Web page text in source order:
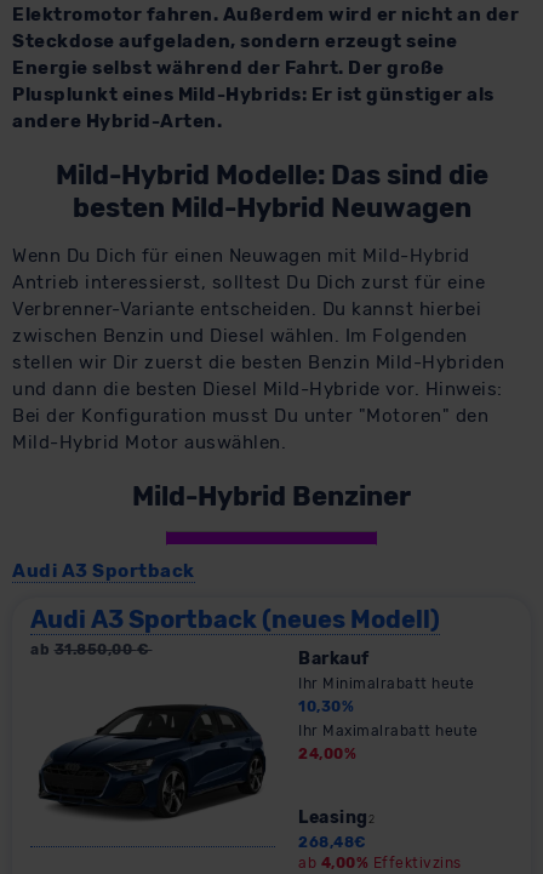
Elektromotor fahren. Außerdem wird er nicht an der
Steckdose aufgeladen, sondern erzeugt seine
Energie selbst während der Fahrt. Der große
Plusplunkt eines Mild-Hybrids: Er ist günstiger als
andere Hybrid-Arten.
Mild-Hybrid Modelle: Das sind die
besten Mild-Hybrid Neuwagen
Wenn Du Dich für einen Neuwagen mit Mild-Hybrid
Antrieb interessierst, solltest Du Dich zurst für eine
Verbrenner-Variante entscheiden. Du kannst hierbei
zwischen Benzin und Diesel wählen. Im Folgenden
stellen wir Dir zuerst die besten Benzin Mild-Hybriden
und dann die besten Diesel Mild-Hybride vor. Hinweis:
Bei der Konfiguration musst Du unter "Motoren" den
Mild-Hybrid Motor auswählen.
Mild-Hybrid Benziner
Audi A3 Sportback
Audi A3 Sportback (neues Modell)
ab 31.850,00€ Barkauf
Ihr Minimalrabatt heute
10,30%
Ihr Maximalrabatt heute
24,00%
Leasing 2
268,48€
ab 4,00% Effektivzins